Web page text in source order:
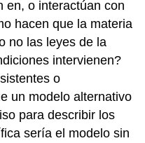
en, o interactúan con
hacen que la materia
no las leyes de la
intervienen?
o
un modelo alternativo
para describir los
sería el modelo sin